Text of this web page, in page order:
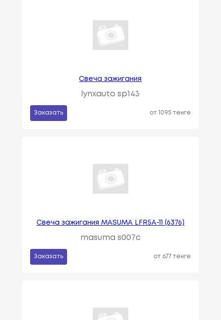
Свеча зажигания
lynxauto sp143
Заказать от 1095 тенге
Свеча зажигания MASUMA LFR5A-11 (6376)
masuma s007c
Заказать от 677 тенге